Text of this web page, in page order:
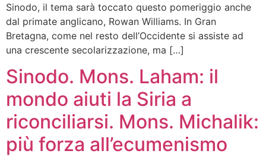
Sinodo, il tema sarà toccato questo pomeriggio anche
dal primate anglicano, Rowan Williams. In Gran
Bretagna, come nel resto dell’Occidente si assiste ad
una crescente secolarizzazione, ma […]
Sinodo. Mons. Laham: il
mondo aiuti la Siria a
riconciliarsi. Mons. Michalik:
più forza all’ecumenismo